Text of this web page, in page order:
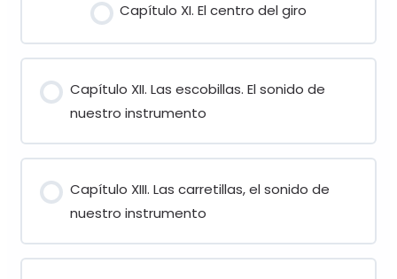
Capítulo XI. El centro del giro
Capítulo XII. Las escobillas. El sonido de
nuestro instrumento
Capítulo XIII. Las carretillas, el sonido de
nuestro instrumento